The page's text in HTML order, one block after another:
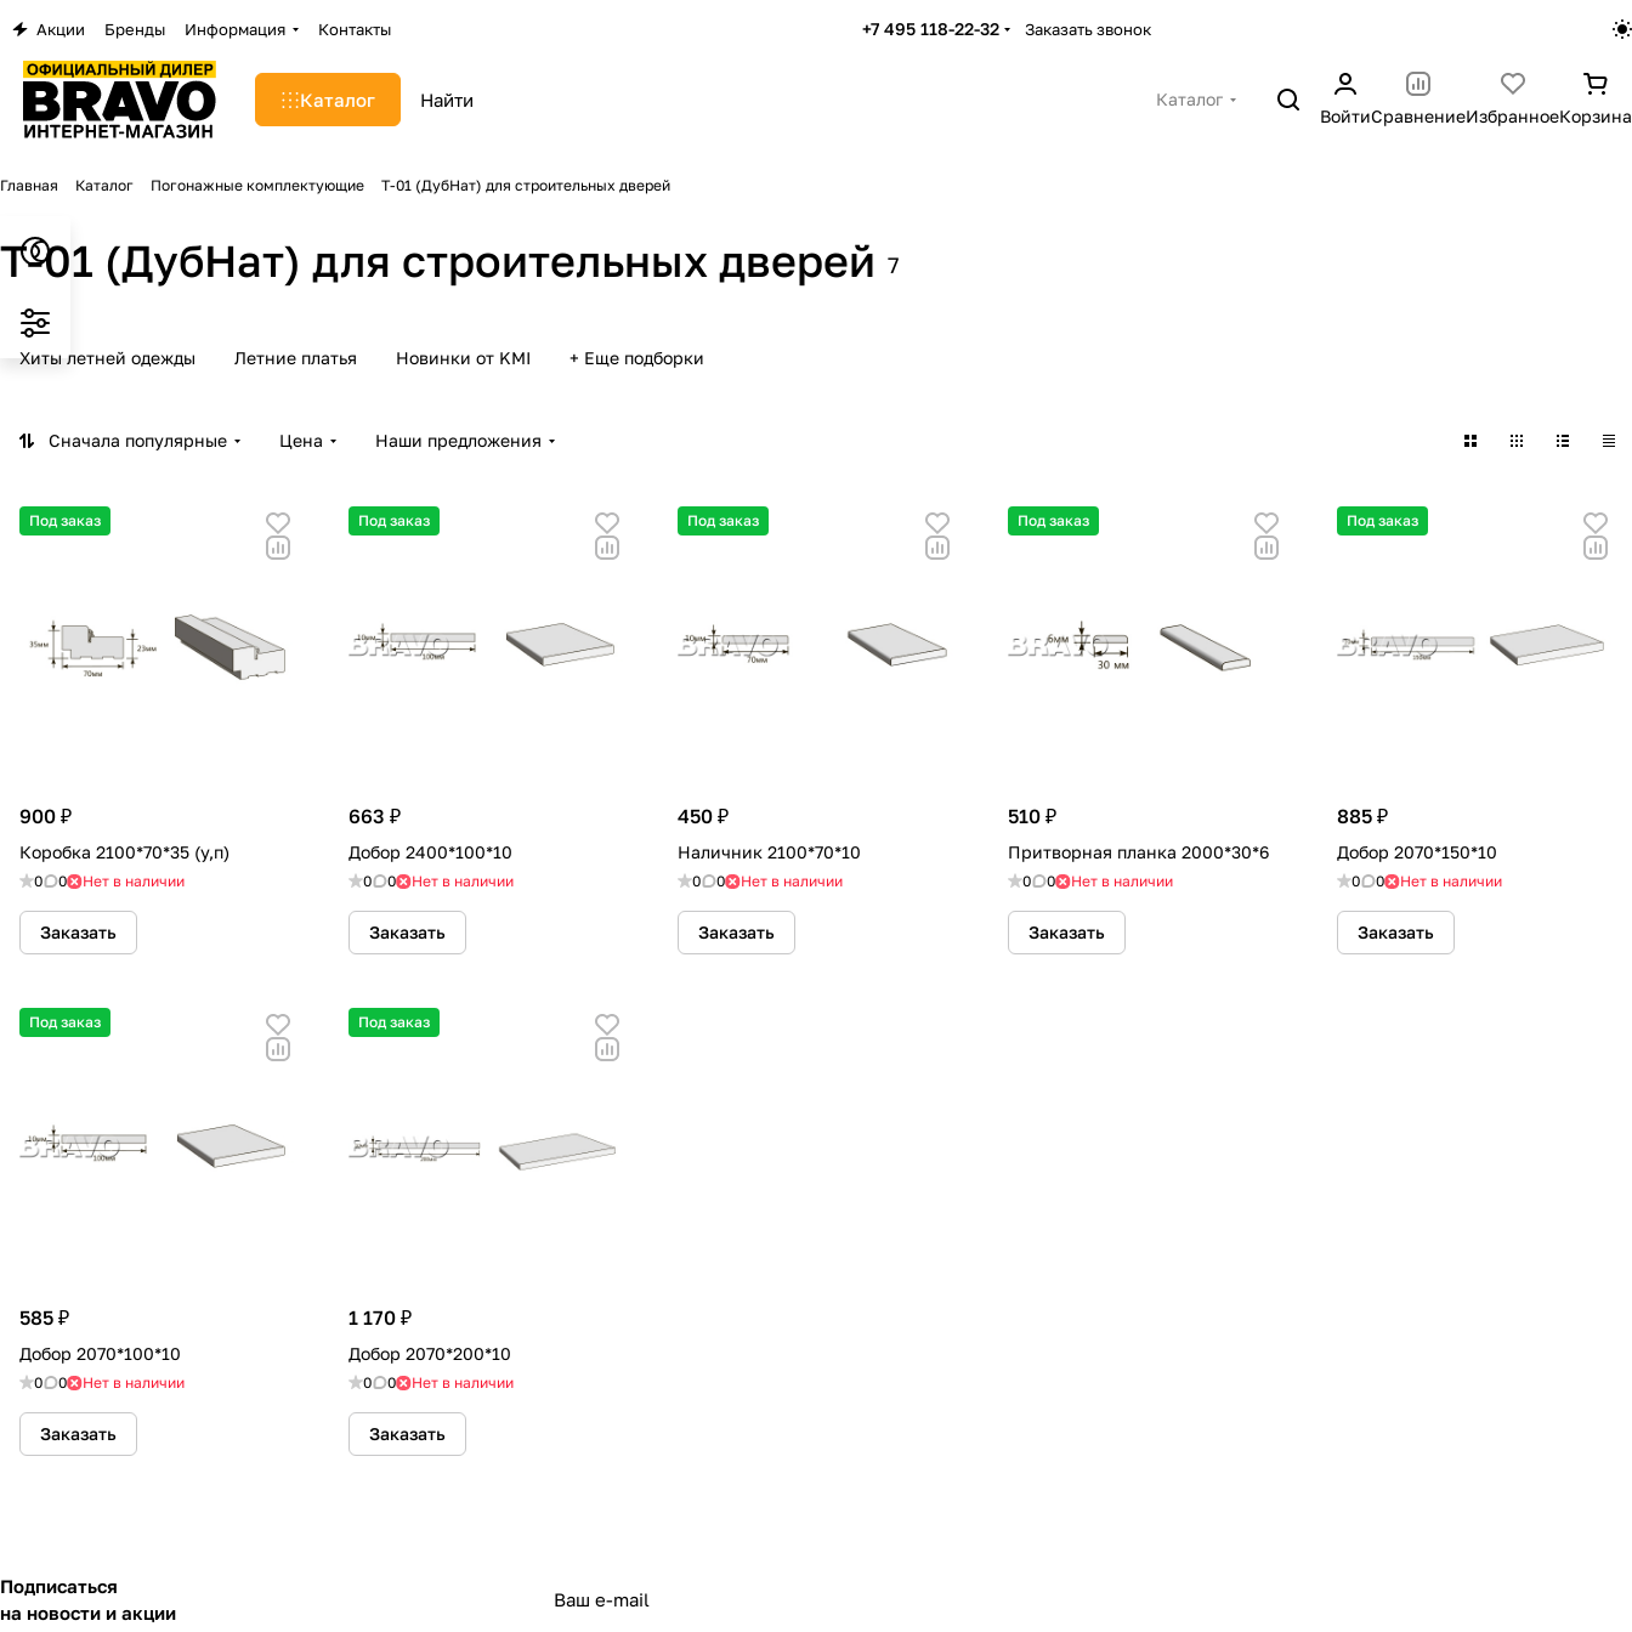
Акции Бренды Информация Контакты +7 495 118-22-32 Заказать звонок
Каталог
Каталог
ВойтиСравнениеИзбранноеКорзина
Главная Каталог Погонажные комплектующие Т-01 (ДубНат) для строительных дверей
Т-01 (ДубНат) для строительных дверей 7
Хиты летней одежды Летние платья Новинки от KMI + Еще подборки
Сначала популярные Цена Наши предложения
Под заказ
900 ₽
Коробка 2100*70*35 (у,п)
0 0 Нет в наличии
Заказать
Под заказ
663 ₽
Добор 2400*100*10
0 0 Нет в наличии
Заказать
Под заказ
450 ₽
Наличник 2100*70*10
0 0 Нет в наличии
Заказать
Под заказ
510 ₽
Притворная планка 2000*30*6
0 0 Нет в наличии
Заказать
Под заказ
885 ₽
Добор 2070*150*10
0 0 Нет в наличии
Заказать
Под заказ
585 ₽
Добор 2070*100*10
0 0 Нет в наличии
Заказать
Под заказ
1 170 ₽
Добор 2070*200*10
0 0 Нет в наличии
Заказать
Подписаться
на новости и акции